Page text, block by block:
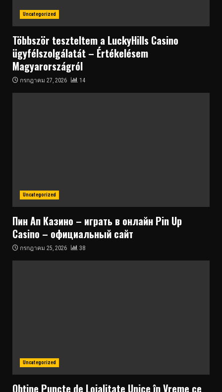
Uncategorized
Többször teszteltem a LuckyHills Casino
ügyfélszolgálatát – Értékelésem
Magyarországról
กรกฎาคม 27, 2026 14
Uncategorized
Пин Ап Казино – играть в онлайн Pin Up
Casino – официальный сайт
กรกฎาคม 25, 2026 38
Uncategorized
Obține Puncte de Loialitate Unice în Vreme ce